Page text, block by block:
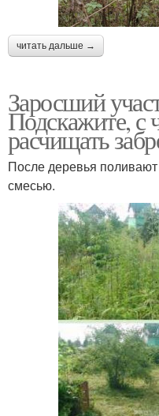
читать дальше →
Заросший
Подскажите, с
расчищать
После деревья
смесью.